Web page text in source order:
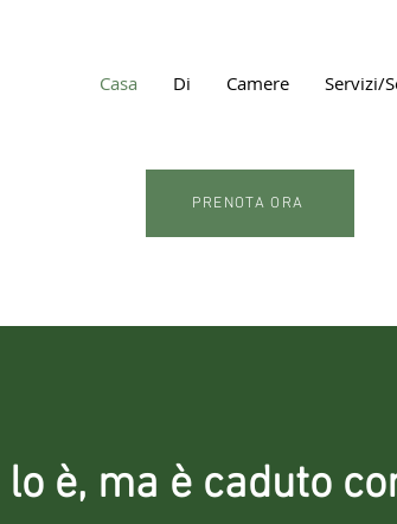
Casa Di Camere Servizi/
PRENOTA ORA
è, ma è caduto